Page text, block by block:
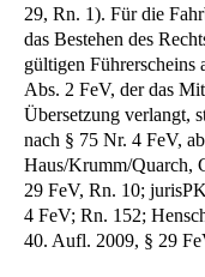
29, Rn. 1). Für die
das Bestehen des
gültigen
Abs. 2 FeV, der das
Übersetzung verlangt,
nach § 75 Nr. 4 FeV,
Haus/Krumm/Quarch,
29 FeV, Rn. 10;
4 FeV; Rn. 152;
40. Aufl. 2009, § 29